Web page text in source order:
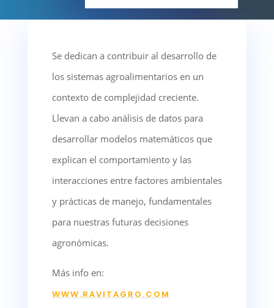
Se dedican a contribuir al desarrollo de
los sistemas agroalimentarios en un
contexto de complejidad creciente.
Llevan a cabo análisis de datos para
desarrollar modelos matemáticos que
explican el comportamiento y las
interacciones entre factores ambientales
y prácticas de manejo, fundamentales
para nuestras futuras decisiones
agronómicas.
Más info en:
WWW.RAVITAGRO.COM